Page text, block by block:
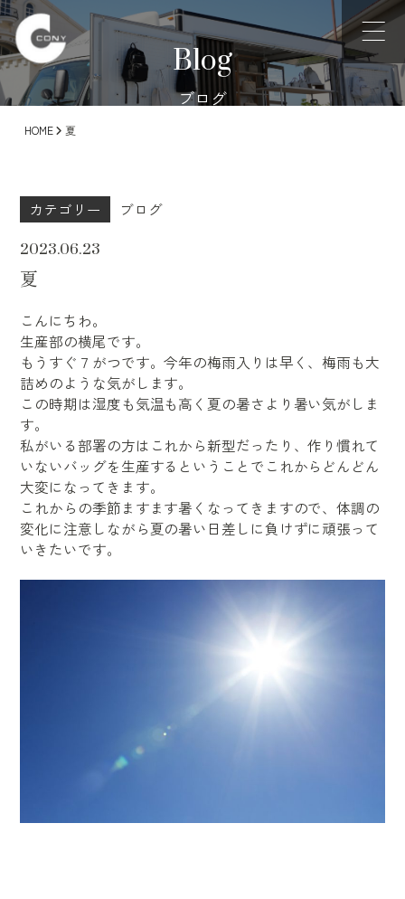
Blog
ブログ
HOME 夏
カテゴリー ブログ
2023.06.23
夏
こんにちわ。
生産部の横尾です。
もうすぐ７がつです。今年の梅雨入りは早く、梅雨も大
詰めのような気がします。
この時期は湿度も気温も高く夏の暑さより暑い気がしま
す。
私がいる部署の方はこれから新型だったり、作り慣れて
いないバッグを生産するということでこれからどんどん
大変になってきます。
これからの季節ますます暑くなってきますので、体調の
変化に注意しながら夏の暑い日差しに負けずに頑張って
いきたいです。